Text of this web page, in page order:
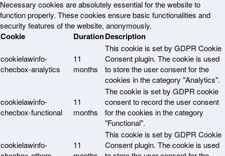
Necessary cookies are absolutely essential for the website to
function properly. These cookies ensure basic functionalities and
security features of the website, anonymously.
Cookie DurationDescription
cookielawinfo-
checbox-analytics
11
months
This cookie is set by GDPR Cookie
Consent plugin. The cookie is used
to store the user consent for the
cookies in the category "Analytics".
cookielawinfo-
checbox-functional
11
months
The cookie is set by GDPR cookie
consent to record the user consent
for the cookies in the category
"Functional".
cookielawinfo-
11
This cookie is set by GDPR Cookie
Consent plugin. The cookie is used